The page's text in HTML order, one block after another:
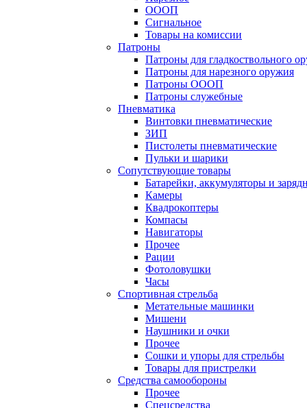
ОООП
Сигнальное
Товары на комиссии
Патроны
Патроны для гладкоствольного
Патроны для нарезного оружия
Патроны ОООП
Патроны служебные
Пневматика
Винтовки пневматические
ЗИП
Пистолеты пневматические
Пульки и шарики
Сопутствующие товары
Батарейки, аккумуляторы и
Камеры
Квадрокоптеры
Компасы
Навигаторы
Прочее
Рации
Фотоловушки
Часы
Спортивная стрельба
Метательные машинки
Мишени
Наушники и очки
Прочее
Сошки и упоры для стрельбы
Товары для пристрелки
Средства самообороны
Прочее
Спецсредства